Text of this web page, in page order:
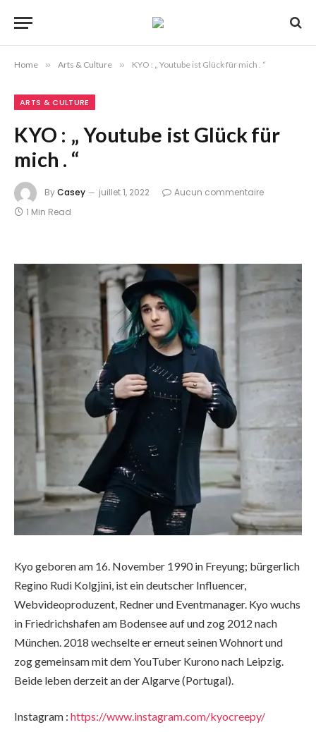
Home » Arts & Culture » KYO : „ Youtube ist Glück für mich . “
ARTS & CULTURE
KYO : „ Youtube ist Glück für
mich . “
ByCasey juillet 1, 2022
Aucun commentaire
1 Min Read
Kyo geboren am 16. November 1990 in Freyung; bürgerlich
Regino Rudi Kolgjini, ist ein deutscher Influencer,
Webvideoproduzent, Redner und Eventmanager. Kyo wuchs
in Friedrichshafen am Bodensee auf und zog 2012 nach
München. 2018 wechselte er erneut seinen Wohnort und
zog gemeinsam mit dem YouTuber Kurono nach Leipzig.
Beide leben derzeit an der Algarve (Portugal).
Instagram : https://www.instagram.com/kyocreepy/